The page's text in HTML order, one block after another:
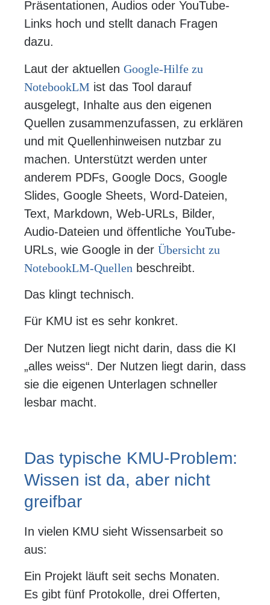
Präsentationen, Audios oder YouTube-
Links hoch und stellt danach Fragen
dazu.
Laut der aktuellen Google-Hilfe zu
NotebookLM ist das Tool darauf
ausgelegt, Inhalte aus den eigenen
Quellen zusammenzufassen, zu erklären
und mit Quellenhinweisen nutzbar zu
machen. Unterstützt werden unter
anderem PDFs, Google Docs, Google
Slides, Google Sheets, Word-Dateien,
Text, Markdown, Web-URLs, Bilder,
Audio-Dateien und öffentliche YouTube-
URLs, wie Google in der Übersicht zu
NotebookLM-Quellen beschreibt.
Das klingt technisch.
Für KMU ist es sehr konkret.
Der Nutzen liegt nicht darin, dass die KI
„alles weiss“. Der Nutzen liegt darin, dass
sie die eigenen Unterlagen schneller
lesbar macht.
Das typische KMU-Problem:
Wissen ist da, aber nicht
greifbar
In vielen KMU sieht Wissensarbeit so
aus:
Ein Projekt läuft seit sechs Monaten.
Es gibt fünf Protokolle, drei Offerten,